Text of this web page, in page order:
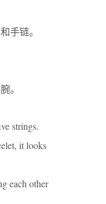
手链。
。
strings.
it looks
each other